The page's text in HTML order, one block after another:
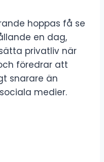
hoppas få se
en dag,
privatliv när
föredrar att
snarare än
medier.